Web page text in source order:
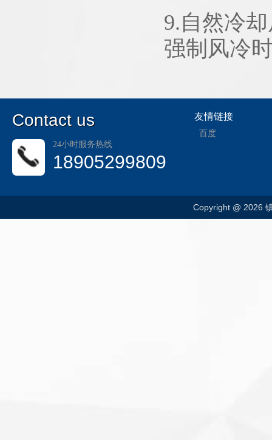
9.自然冷
强制风冷
Contact us
24小时服务热线
18905299809
友情链接
百度
Copyright @ 2026